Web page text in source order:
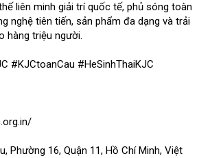
liên minh giải trí quốc tế, phủ sóng toàn
nghệ tiên tiến, sản phẩm đa dạng và trải
hàng triệu người.
#KJCtoanCau #HeSinhThaiKJC
Phường 16, Quận 11, Hồ Chí Minh, Việt